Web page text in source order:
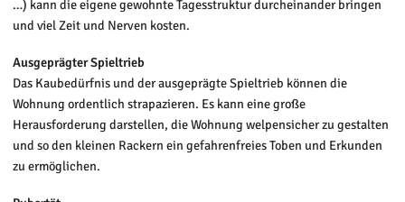
…) kann die eigene gewohnte Tagesstruktur durcheinander bringen
und viel Zeit und Nerven kosten.
Ausgeprägter Spieltrieb
Das Kaubedürfnis und der ausgeprägte Spieltrieb können die
Wohnung ordentlich strapazieren. Es kann eine große
Herausforderung darstellen, die Wohnung welpensicher zu gestalten
und so den kleinen Rackern ein gefahrenfreies Toben und Erkunden
zu ermöglichen.